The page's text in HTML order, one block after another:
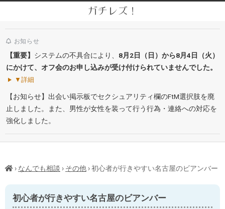
ガチレズ！
Navigation
Menu
お知らせ
【重要】 システムの不具合により、 8月2日（日）から8月4日（火）
にかけて、オフ会のお申し込みが受け付けられていませんでした。
▼詳細
【お知らせ】出会い掲示板でセクシュアリティ欄のFtM選択肢を廃
止しました。また、男性が女性を装って行う行為・連絡への対応を
強化しました。
› なんでも相談 › その他 ›初心者が行きやすい名古屋のビアンバー
初心者が行きやすい名古屋のビアンバー